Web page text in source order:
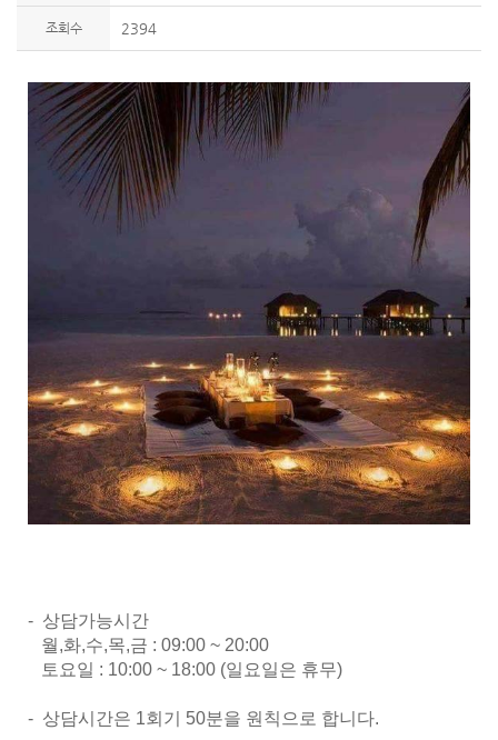
조회수 2394
- 상담가능시간
월,화,수,목,금 : 09:00 ~ 20:00
토요일 : 10:00 ~ 18:00 (일요일은 휴무)
- 상담시간은 1회기 50분을 원칙으로 합니다.